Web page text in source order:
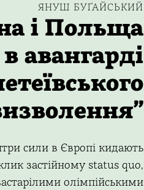
ЯНУШ БУҐАЙСЬКИЙ
і Польща
в авангарді
сили в Європі кидають
застійному status quo,
олімпійськими